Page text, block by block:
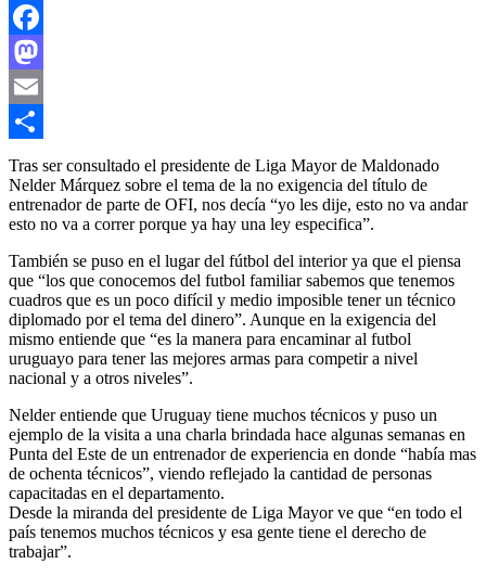
Facebook
Mastodon
Email
Compartir
Tras ser consultado el presidente de Liga Mayor de Maldonado
Nelder Márquez sobre el tema de la no exigencia del título de
entrenador de parte de OFI, nos decía “yo les dije, esto no va andar
esto no va a correr porque ya hay una ley especifica”.
También se puso en el lugar del fútbol del interior ya que el piensa
que “los que conocemos del futbol familiar sabemos que tenemos
cuadros que es un poco difícil y medio imposible tener un técnico
diplomado por el tema del dinero”. Aunque en la exigencia del
mismo entiende que “es la manera para encaminar al futbol
uruguayo para tener las mejores armas para competir a nivel
nacional y a otros niveles”.
Nelder entiende que Uruguay tiene muchos técnicos y puso un
ejemplo de la visita a una charla brindada hace algunas semanas en
Punta del Este de un entrenador de experiencia en donde “había mas
de ochenta técnicos”, viendo reflejado la cantidad de personas
capacitadas en el departamento.
Desde la miranda del presidente de Liga Mayor ve que “en todo el
país tenemos muchos técnicos y esa gente tiene el derecho de
trabajar”.